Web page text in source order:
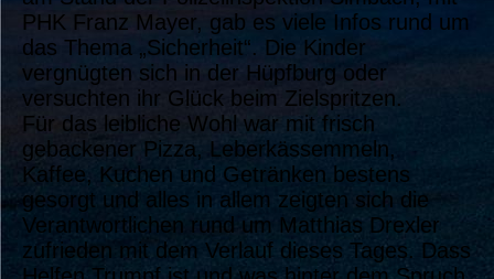
PHK Franz Mayer, gab es viele Infos rund um
das Thema „Sicherheit“. Die Kinder
vergnügten sich in der Hüpfburg oder
versuchten ihr Glück beim Zielspritzen.
Für das leibliche Wohl war mit frisch
gebackener Pizza, Leberkässemmeln,
Kaffee, Kuchen und Getränken bestens
gesorgt und alles in allem zeigten sich die
Verantwortlichen rund um Matthias Drexler
zufrieden mit dem Verlauf dieses Tages. Dass